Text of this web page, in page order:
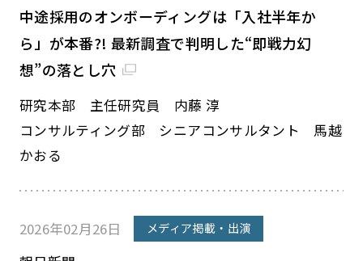
中途採用のオンボーディングは「入社半年か
ら」が本番?! 最新調査で判明した“即戦力幻
想”の落とし穴
研究本部 主任研究員 内藤 淳
コンサルティング部 シニアコンサルタント 馬越
かおる
2026年02月26日 メディア掲載・出演